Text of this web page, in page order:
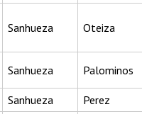
Sanhueza Oteiza
Sanhueza Palominos
Sanhueza Perez